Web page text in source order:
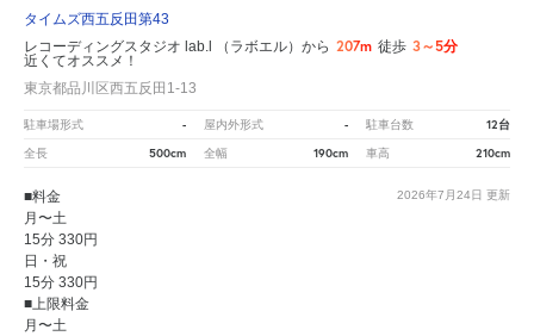
タイムズ西五反田第43
レコーディングスタジオ lab.l （ラボエル）から 207m 徒歩 3～5分
近くてオススメ！
東京都品川区西五反田1-13
駐車場形式 - 屋内外形式 - 駐車台数 12台
全長 500cm 全幅 190cm 車高 210cm
2026年7月24日 更新
■料金
月〜土
15分 330円
日・祝
15分 330円
■上限料金
月〜土